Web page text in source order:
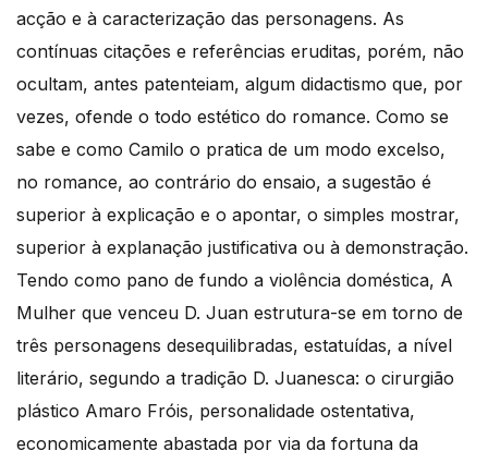
acção e à caracterização das personagens. As
contínuas citações e referências eruditas, porém, não
ocultam, antes patenteiam, algum didactismo que, por
vezes, ofende o todo estético do romance. Como se
sabe e como Camilo o pratica de um modo excelso,
no romance, ao contrário do ensaio, a sugestão é
superior à explicação e o apontar, o simples mostrar,
superior à explanação justificativa ou à demonstração.
Tendo como pano de fundo a violência doméstica, A
Mulher que venceu D. Juan estrutura-se em torno de
três personagens desequilibradas, estatuídas, a nível
literário, segundo a tradição D. Juanesca: o cirurgião
plástico Amaro Fróis, personalidade ostentativa,
economicamente abastada por via da fortuna da